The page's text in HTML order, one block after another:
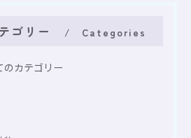
ゴリー Categories
のカテゴリー